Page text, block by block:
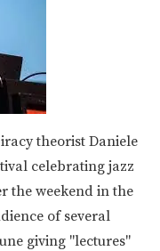
theorist Daniele
celebrating jazz
the weekend in the
of several
giving "lectures"